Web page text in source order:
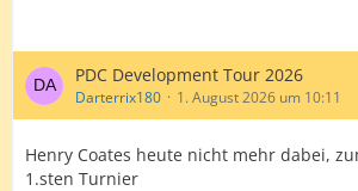
ca 14 Tage vorher informiert wurden.
Vielleicht wartet der ein oder andere ja
sehnsüchtig auf Infos oder hat
PDC Development Tour 2026
Darterrix180 1. August 2026 um 10:11
Henry Coates heute nicht mehr dabei,
1.sten Turnier